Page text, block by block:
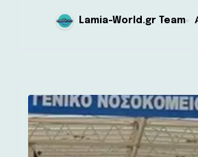
Lamia-World.gr Team